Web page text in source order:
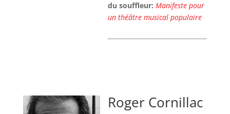
du souffleur: Manifeste pour
un théâtre musical populaire
Roger Cornillac